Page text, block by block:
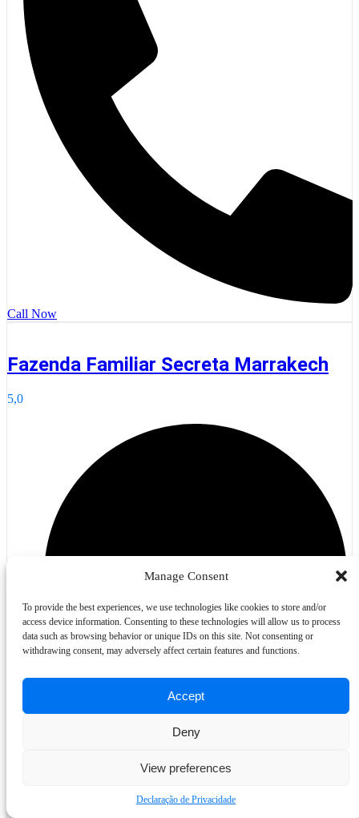
Manage Consent
To provide the best experiences, we use technologies like cookies to store and/or
access device information. Consenting to these technologies will allow us to process
data such as browsing behavior or unique IDs on this site. Not consenting or
withdrawing consent, may adversely affect certain features and functions.
Accept
Deny
View preferences
Declaração de Privacidade
Call Now
Fazenda Familiar Secreta Marrakech
5,0